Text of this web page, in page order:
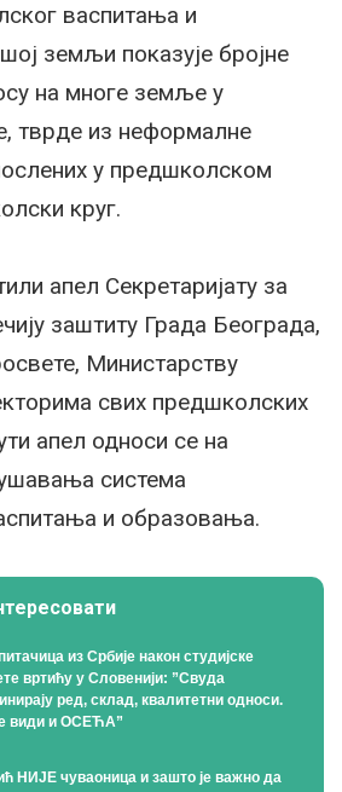
васпитања и
земљи показује бројне
на многе земље у
тврде из неформалне
у предшколском
круг.
апел Секретаријату за
заштиту Града Београда,
Министарству
свих предшколских
апел односи се на
система
и образовања.
из Србије након студијске
вртићу у Словенији: ”Свуда
ред, склад, квалитетни односи.
види и ОСЕЋА”
НИЈЕ чуваоница и зашто је важно да